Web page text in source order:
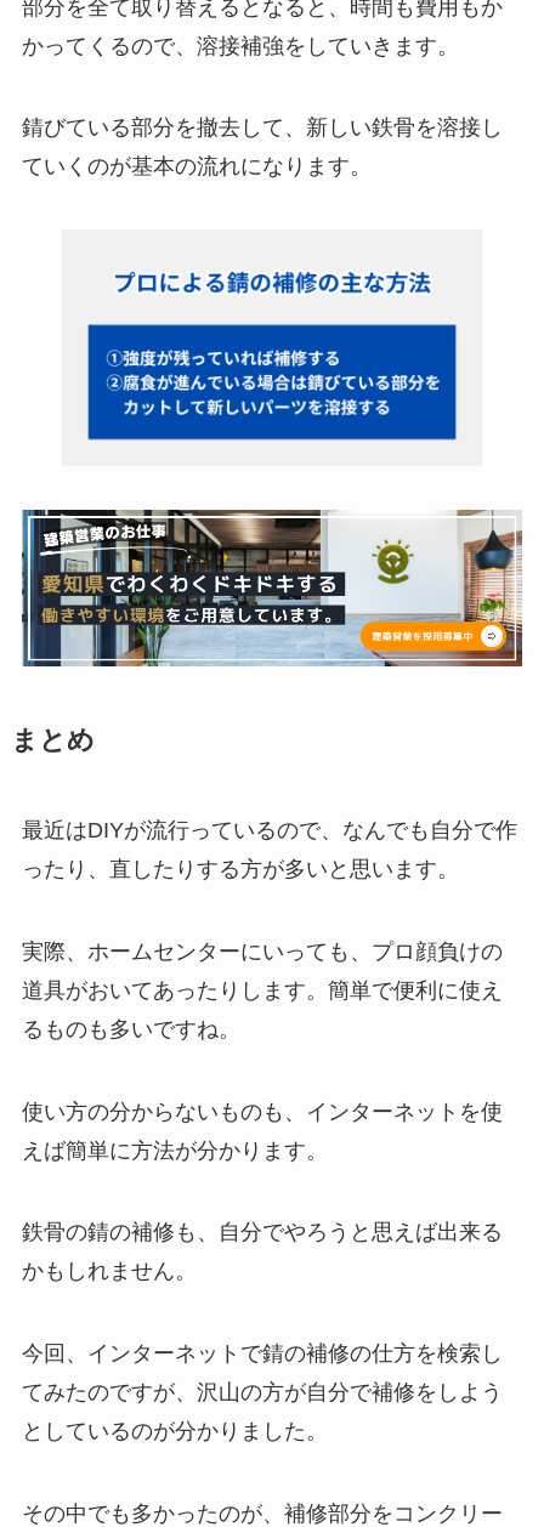
部分を全て取り替えるとなると、時間も費用もか
かってくるので、溶接補強をしていきます。
錆びている部分を撤去して、新しい鉄骨を溶接し
ていくのが基本の流れになります。
まとめ
最近はDIYが流行っているので、なんでも自分で作
ったり、直したりする方が多いと思います。
実際、ホームセンターにいっても、プロ顔負けの
道具がおいてあったりします。簡単で便利に使え
るものも多いですね。
使い方の分からないものも、インターネットを使
えば簡単に方法が分かります。
鉄骨の錆の補修も、自分でやろうと思えば出来る
かもしれません。
今回、インターネットで錆の補修の仕方を検索し
てみたのですが、沢山の方が自分で補修をしよう
としているのが分かりました。
その中でも多かったのが、補修部分をコンクリー